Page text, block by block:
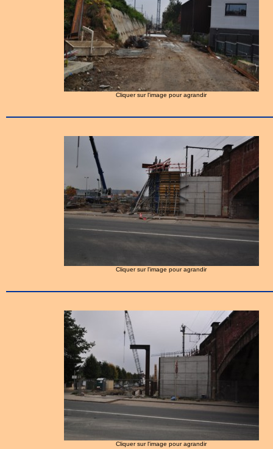
Cliquer sur l'image pour agrandir
Cliquer sur l'image pour agrandir
Cliquer sur l'image pour agrandir